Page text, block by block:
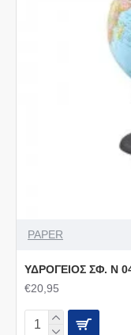
PAPER
ΥΔΡΟΓΕΙΟΣ ΣΦ. Ν
€20,95